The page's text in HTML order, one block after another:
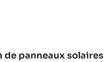
de panneaux solaires